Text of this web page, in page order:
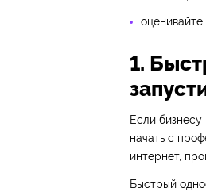
1.
Если
начать с
интернет,
Быстрый